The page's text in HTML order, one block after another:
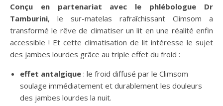
Conçu en partenariat avec le phlébologue Dr
Tamburini, le sur-matelas rafraîchissant Climsom a
transformé le rêve de climatiser un lit en une réalité enfin
accessible ! Et cette climatisation de lit intéresse le sujet
des jambes lourdes grâce au triple effet du froid :
effet antalgique : le froid diffusé par le Climsom
soulage immédiatement et durablement les douleurs
des jambes lourdes la nuit.